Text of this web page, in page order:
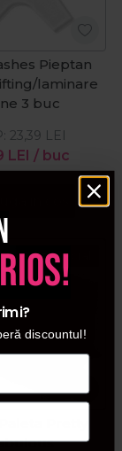
Pieptan
laminare
3 buc
LEI / buc
23,39 LEI
Pret special
discountul!